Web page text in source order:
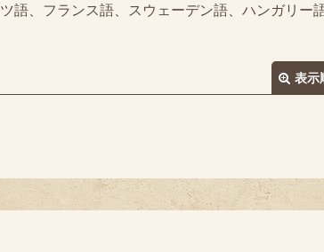
語、フランス語、スウェーデン語、ハンガリ
表示